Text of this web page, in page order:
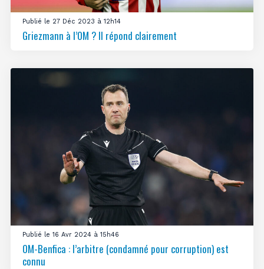
Publié le 27 Déc 2023 à 12h14
Griezmann à l’OM ? Il répond clairement
Publié le 16 Avr 2024 à 15h46
OM-Benfica : l’arbitre (condamné pour corruption) est
connu